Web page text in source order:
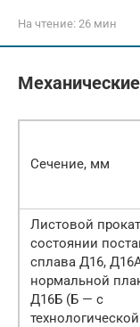
На чтение: 26 мин
Сечение, мм
Листовой
состоянии
сплава Д16,
нормальной
Д16Б (Б — с
технологической